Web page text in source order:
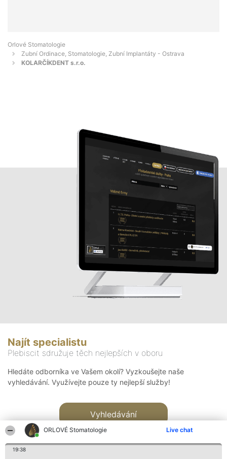
ORLOVÉ Stomatologie Live chat
19:38
Orlové Stomatologie
Zubní Ordinace, Stomatologie, Zubní Implantáty - Ostrava
KOLARČÍKDENT s.r.o.
Najít specialistu
Plebiscit sdružuje těch nejlepších v oboru
Hledáte odborníka ve Vašem okolí? Vyzkoušejte naše
vyhledávání. Využívejte pouze ty nejlepší služby!
Vyhledávání